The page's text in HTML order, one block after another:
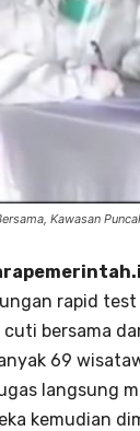
Kawasan
rapid test
cuti bersama
69
langsung
kemudian